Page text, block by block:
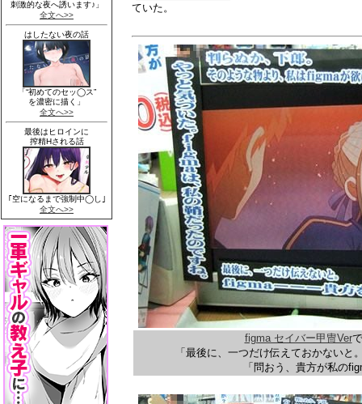
ていた。
figma セイバー甲冑Ver
「最後に、一つだけ伝えておかないと
「問おう、貴方が私の